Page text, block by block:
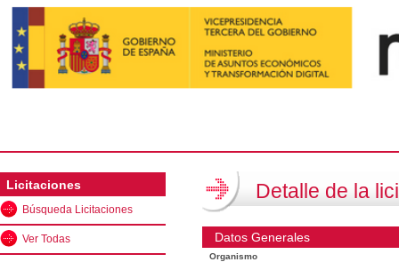
Licitaciones
Búsqueda Licitaciones
Ver Todas
Detalle de la
Datos Generales
Organismo